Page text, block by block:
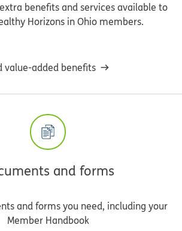
benefits and services available to
Horizons in Ohio members.
value-added benefits
and forms
and forms you need, including your
Member Handbook